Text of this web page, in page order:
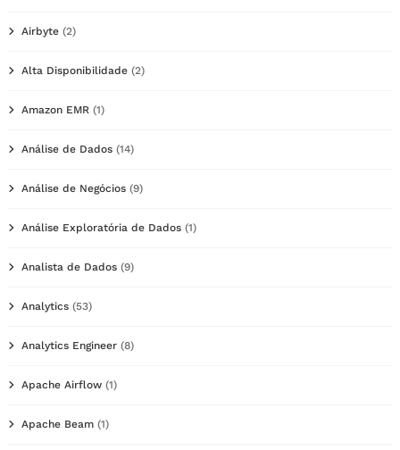
Airbyte (2)
Alta Disponibilidade (2)
Amazon EMR (1)
Análise de Dados (14)
Análise de Negócios (9)
Análise Exploratória de Dados (1)
Analista de Dados (9)
Analytics (53)
Analytics Engineer (8)
Apache Airflow (1)
Apache Beam (1)